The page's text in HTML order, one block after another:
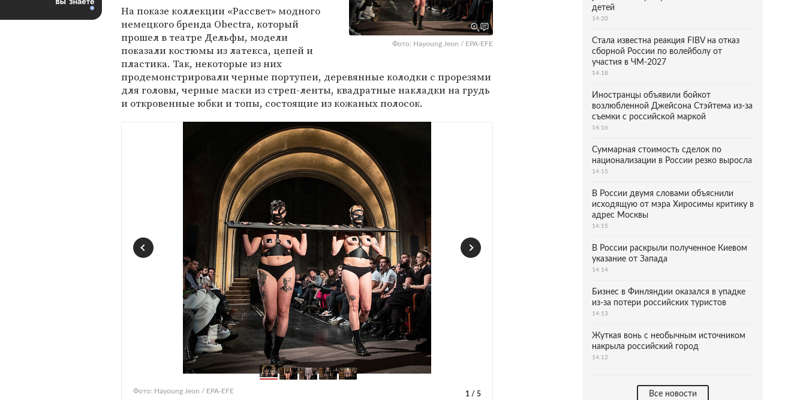
Фото: Hayoung Jeon / EPA-EFE
На показе коллекции «Рассвет» модного
немецкого бренда Obectra, который
прошел в театре Дельфы, модели
показали костюмы из латекса, цепей и
пластика. Так, некоторые из них
продемонстрировали черные портупеи, деревянные колодки с прорезями
для головы, черные маски из стреп-ленты, квадратные накладки на грудь
и откровенные юбки и топы, состоящие из кожаных полосок.
1 / 5
Фото: Hayoung Jeon / EPA-EFE
детей
14:20
Стала известна реакция FIBV на отказ
сборной России по волейболу от
участия в ЧМ-2027
14:18
Иностранцы объявили бойкот
возлюбленной Джейсона Стэйтема из-за
съемки с российской маркой
14:16
Суммарная стоимость сделок по
национализации в России резко выросла
14:15
В России двумя словами объяснили
исходящую от мэра Хиросимы критику в
адрес Москвы
14:15
В России раскрыли полученное Киевом
указание от Запада
14:14
Бизнес в Финляндии оказался в упадке
из-за потери российских туристов
14:13
Жуткая вонь с необычным источником
накрыла российский город
14:12
Все новости